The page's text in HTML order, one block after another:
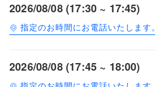
2026/08/08 (17:30 ~ 17:45)
指定のお時間にお電話いたします。
2026/08/08 (17:45 ~ 18:00)